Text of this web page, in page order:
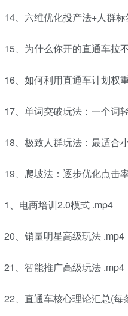
14、六维优化投产法+人群
15、为什么你开的直通车拉
16、如何利用直通车计划权
17、单词突破玩法：一个
18、极致人群玩法：最适
19、爬坡法：逐步优化点击
1、电商培训2.0模式 .mp4
20、销量明星高级玩法 .mp4
21、智能推广高级玩法 .mp4
22、直通车核心理论汇总(